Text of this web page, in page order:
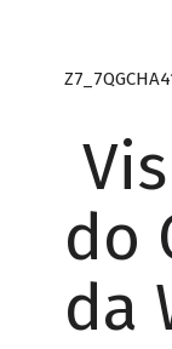
do
da